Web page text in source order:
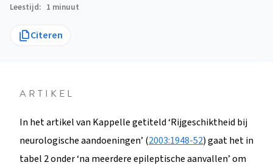
Leestijd
1 minuut
Citeren
ARTIKEL
In het artikel van Kappelle getiteld ‘Rijgeschiktheid bij
neurologische aandoeningen’ (2003:1948-52) gaat het in
tabel 2 onder ‘na meerdere epileptische aanvallen’ om